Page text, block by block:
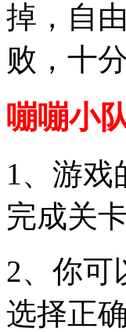
掉，自
败，十
嘣嘣小
1、游戏
完成关
2、你可
选择正